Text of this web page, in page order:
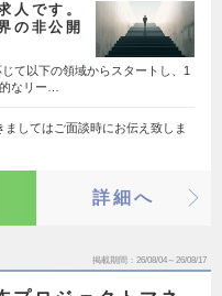
人です。
の非公開
て以下の領域からスタートし、1
なリー…
してはご面談時にお伝え致しま
詳細へ
掲載期間 26/08/04～26/08/17